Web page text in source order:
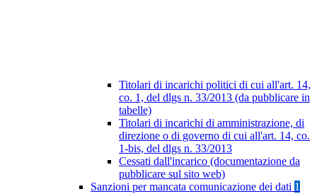
Titolari di incarichi politici di cui all'art. 14,
co. 1, del dlgs n. 33/2013 (da pubblicare in
tabelle)
Titolari di incarichi di amministrazione, di
direzione o di governo di cui all'art. 14, co.
1-bis, del dlgs n. 33/2013
Cessati dall'incarico (documentazione da
pubblicare sul sito web)
Sanzioni per mancata comunicazione dei dati 1